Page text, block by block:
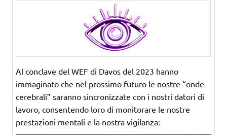
Al conclave del WEF di Davos del 2023 hanno
immaginato che nel prossimo futuro le nostre “onde
cerebrali” saranno sincronizzate con i nostri datori di
lavoro, consentendo loro di monitorare le nostre
prestazioni mentali e la nostra vigilanza: